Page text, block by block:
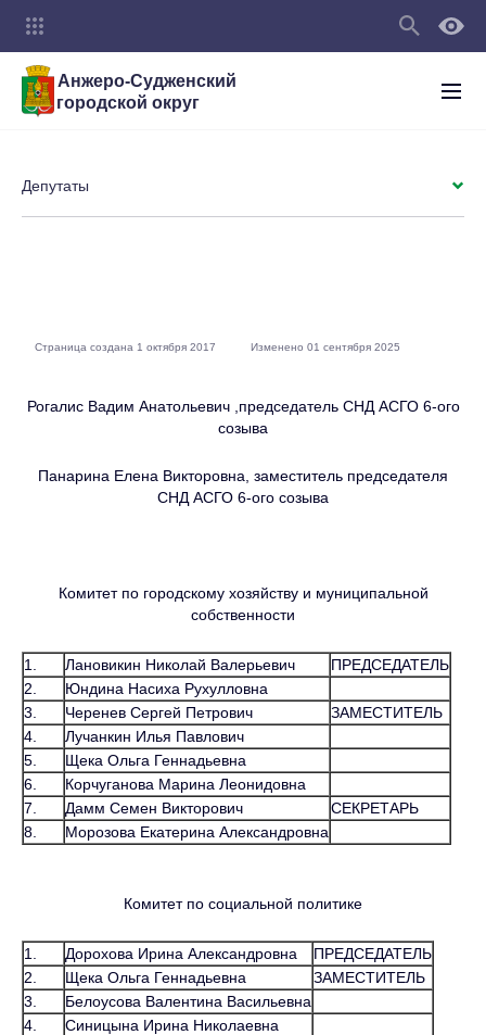
Анжеро-Судженский
городской округ
Рогалис Вадим Анатольевич ,председатель СНД АСГО 6-ого
созыва
Панарина Елена Викторовна, заместитель председателя
СНД АСГО 6-ого созыва
Комитет по городскому хозяйству и муниципальной
собственности
1. Лановикин Николай Валерьевич
ПРЕДСЕДАТЕЛЬ
2.
Юндина Насиха Рухулловна
3.
Черенев Сергей Петрович
ЗАМЕСТИТЕЛЬ
4.
Лучанкин Илья Павлович
5.
Щека Ольга Геннадьевна
6.
Корчуганова Марина Леонидовна
7.
Дамм Семен Викторович
СЕКРЕТАРЬ
8.
Морозова Екатерина Александровна
Комитет по социальной политике
1. Дорохова Ирина Александровна
ПРЕДСЕДАТЕЛЬ
2.
Щека Ольга Геннадьевна
ЗАМЕСТИТЕЛЬ
3.
Белоусова Валентина Васильевна
4.
Синицына Ирина Николаевна
Депутаты
Страница создана 1 октября 2017 Изменено 01 сентября 2025